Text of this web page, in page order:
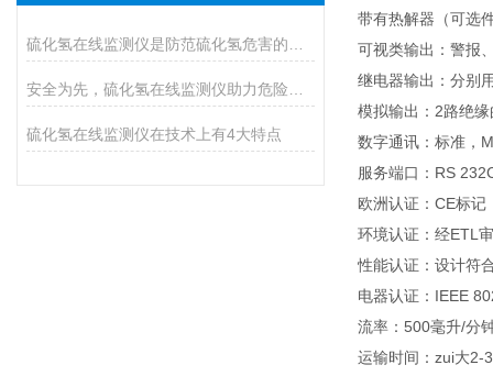
硫化氢在线监测仪在技术上有4大特点
带有热解器（可选
可视类输出：警报
继电器输出：分别
模拟输出：2路绝
数字通讯：标准，
服务端口：RS
欧洲认证：CE标
环境认证：经ETL
性能认证：设计符
电器认证：IEEE
流率：500毫升/分
运输时间：zui大2-